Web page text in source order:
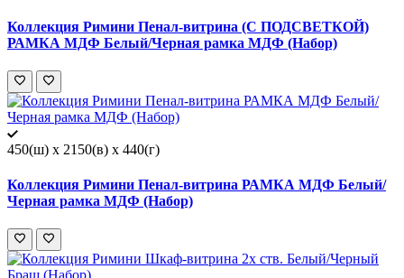
Коллекция Римини Пенал-витрина (С ПОДСВЕТКОЙ)
РАМКА МДФ Белый/Черная рамка МДФ (Набор)
450(ш) x 2150(в) x 440(г)
Коллекция Римини Пенал-витрина РАМКА МДФ Белый/
Черная рамка МДФ (Набор)